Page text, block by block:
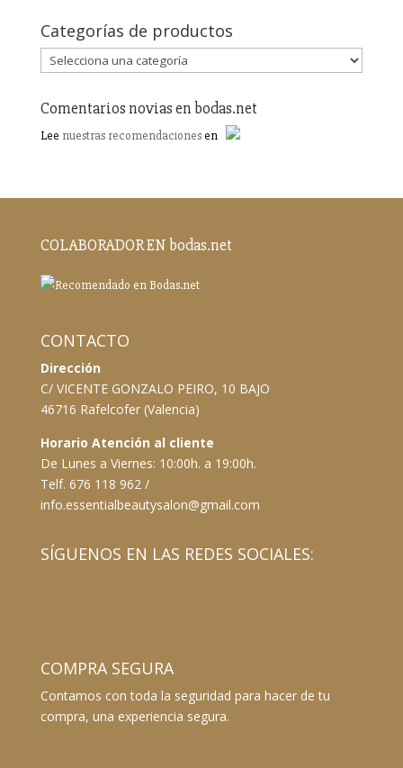
Categorías de productos
Comentarios novias en bodas.net
Lee nuestras recomendacionesen
COLABORADOR EN bodas.net
CONTACTO
Dirección
C/ VICENTE GONZALO PEIRO, 10 BAJO
46716 Rafelcofer (Valencia)
Horario Atención al cliente
De Lunes a Viernes: 10:00h. a 19:00h.
Telf. 676 118 962 /
info.essentialbeautysalon@gmail.com
SÍGUENOS EN LAS REDES SOCIALES:
COMPRA SEGURA
Contamos con toda la seguridad para hacer de tu
compra, una experiencia segura.